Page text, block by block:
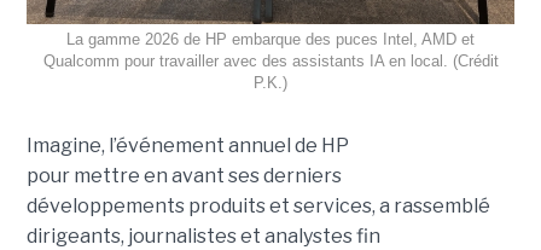
La gamme 2026 de HP embarque des puces Intel, AMD et
Qualcomm pour travailler avec des assistants IA en local. (Crédit
P.K.)
Imagine, l’événement annuel de HP
pour mettre en avant ses derniers
développements produits et services, a rassemblé
dirigeants, journalistes et analystes fin